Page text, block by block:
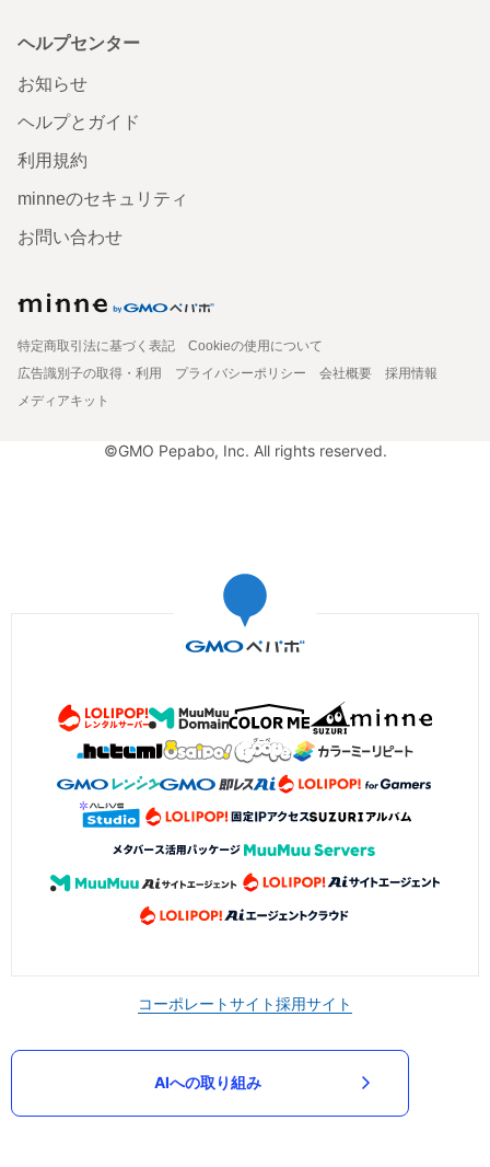
ヘルプセンター
お知らせ
ヘルプとガイド
利用規約
minneのセキュリティ
お問い合わせ
特定商取引法に基づく表記
Cookieの使用について
広告識別子の取得・利用
プライバシーポリシー 会社概要
採用情報
メディアキット
©GMO Pepabo, Inc. All rights reserved.
コーポレートサイト採用サイト
AIへの取り組み